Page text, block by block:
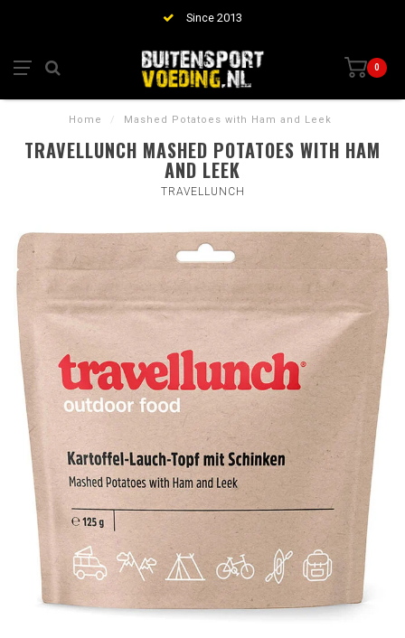
Since 2013
0
Home / Mashed Potatoes with Ham and Leek
TRAVELLUNCH MASHED POTATOES WITH HAM
AND LEEK
TRAVELLUNCH